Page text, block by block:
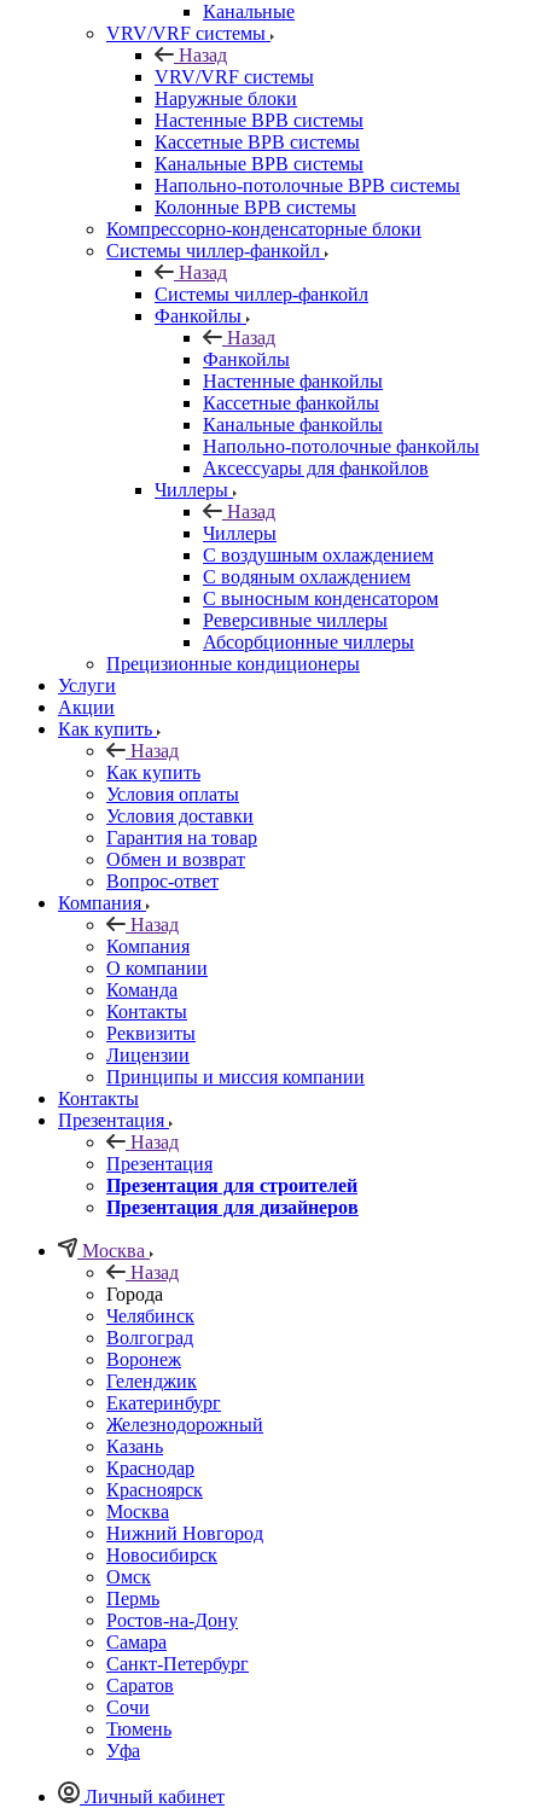
Канальные
VRV/VRF системы
Назад
VRV/VRF системы
Наружные блоки
Настенные ВРВ системы
Кассетные ВРВ системы
Канальные ВРВ системы
Напольно-потолочные ВРВ системы
Колонные ВРВ системы
Компрессорно-конденсаторные блоки
Системы чиллер-фанкойл
Назад
Системы чиллер-фанкойл
Фанкойлы
Назад
Фанкойлы
Настенные фанкойлы
Кассетные фанкойлы
Канальные фанкойлы
Напольно-потолочные фанкойлы
Аксессуары для фанкойлов
Чиллеры
Назад
Чиллеры
С воздушным охлаждением
С водяным охлаждением
С выносным конденсатором
Реверсивные чиллеры
Абсорбционные чиллеры
Прецизионные кондиционеры
Услуги
Акции
Как купить
Назад
Как купить
Условия оплаты
Условия доставки
Гарантия на товар
Обмен и возврат
Вопрос-ответ
Компания
Назад
Компания
О компании
Команда
Контакты
Реквизиты
Лицензии
Принципы и миссия компании
Контакты
Презентация
Назад
Презентация
Презентация для строителей
Презентация для дизайнеров
Москва
Назад
Города
Челябинск
Волгоград
Воронеж
Геленджик
Екатеринбург
Железнодорожный
Казань
Краснодар
Красноярск
Москва
Нижний Новгород
Новосибирск
Омск
Пермь
Ростов-на-Дону
Самара
Санкт-Петербург
Саратов
Сочи
Тюмень
Уфа
Личный кабинет